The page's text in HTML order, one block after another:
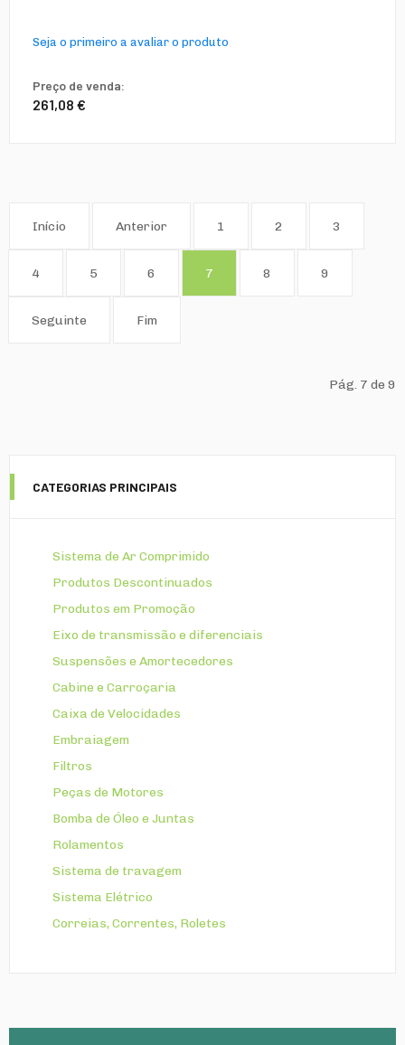
Seja o primeiro a avaliar o produto
Preço de venda:
261,08 €
Início Anterior 1 2 3
4 5 6 7 8 9
Seguinte Fim
Pág. 7 de 9
CATEGORIAS PRINCIPAIS
Sistema de Ar Comprimido
Produtos Descontinuados
Produtos em Promoção
Eixo de transmissão e diferenciais
Suspensões e Amortecedores
Cabine e Carroçaria
Caixa de Velocidades
Embraiagem
Filtros
Peças de Motores
Bomba de Óleo e Juntas
Rolamentos
Sistema de travagem
Sistema Elétrico
Correias, Correntes, Roletes